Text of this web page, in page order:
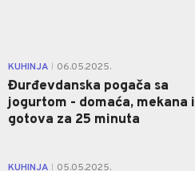
KUHINJA 06.05.2025.
Đurđevdanska pogača sa
jogurtom - domaća, mekana i
gotova za 25 minuta
KUHINJA 05.05.2025.